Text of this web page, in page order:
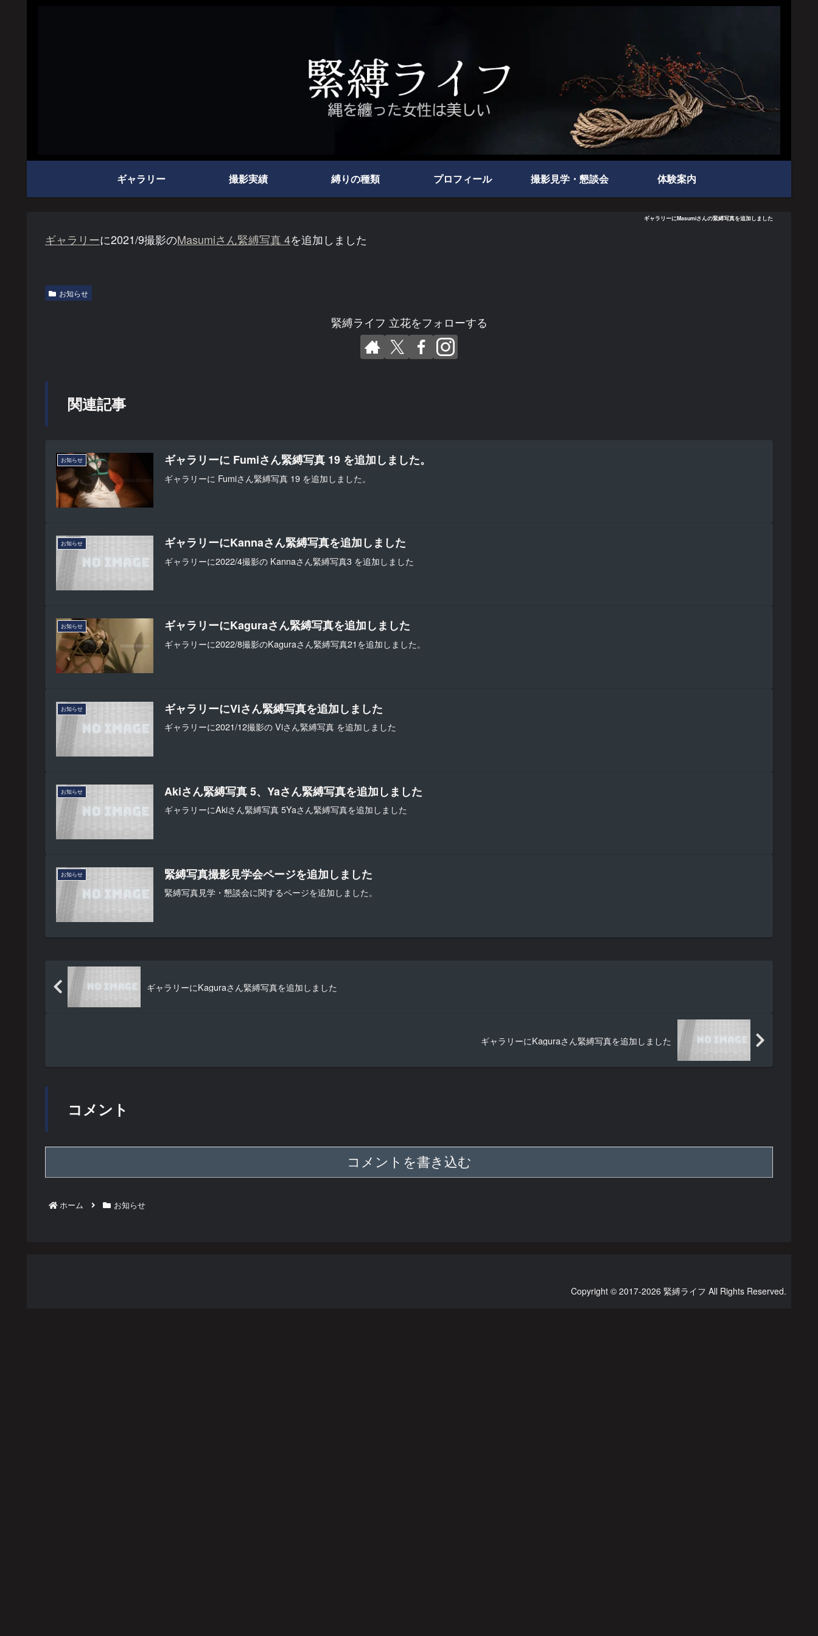
ギャラリー 撮影実績 縛りの種類 プロフィール 撮影見学・懇談会 体験案内
ギャラリーにMasumiさんの緊縛写真を追加しました
ギャラリーに2021/9撮影のMasumiさん緊縛写真 4を追加しました
お知らせ
緊縛ライフ 立花をフォローする
関連記事
お知らせ ギャラリーに Fumiさん緊縛写真 19 を追加しました。
ギャラリーに Fumiさん緊縛写真 19 を追加しました。
お知らせ ギャラリーにKannaさん緊縛写真を追加しました
ギャラリーに2022/4撮影の Kannaさん緊縛写真3 を追加しました
お知らせ ギャラリーにKaguraさん緊縛写真を追加しました
ギャラリーに2022/8撮影のKaguraさん緊縛写真21を追加しました。
お知らせ ギャラリーにViさん緊縛写真を追加しました
ギャラリーに2021/12撮影の Viさん緊縛写真 を追加しました
お知らせ Akiさん緊縛写真 5、Yaさん緊縛写真を追加しました
ギャラリーにAkiさん緊縛写真 5Yaさん緊縛写真を追加しました
お知らせ 緊縛写真撮影見学会ページを追加しました
緊縛写真見学・懇談会に関するページを追加しました。
ギャラリーにKaguraさん緊縛写真を追加しました
ギャラリーにKaguraさん緊縛写真を追加しました
コメント
コメントを書き込む
ホーム お知らせ
Copyright © 2017-2026 緊縛ライフ All Rights Reserved.